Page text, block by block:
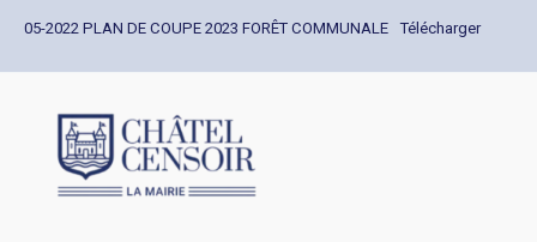
05-2022 PLAN DE COUPE 2023 FORÊT COMMUNALE Télécharger